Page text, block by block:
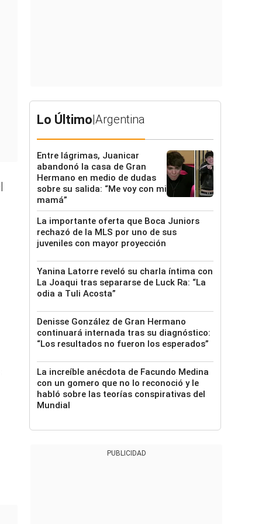
Lo Último|Argentina
Entre lágrimas, Juanicar
abandonó la casa de Gran
Hermano en medio de dudas
sobre su salida: “Me voy con mi
mamá”
La importante oferta que Boca Juniors
rechazó de la MLS por uno de sus
juveniles con mayor proyección
Yanina Latorre reveló su charla íntima con
La Joaqui tras separarse de Luck Ra: “La
odia a Tuli Acosta”
Denisse González de Gran Hermano
continuará internada tras su diagnóstico:
“Los resultados no fueron los esperados”
La increíble anécdota de Facundo Medina
con un gomero que no lo reconoció y le
habló sobre las teorías conspirativas del
Mundial
PUBLICIDAD